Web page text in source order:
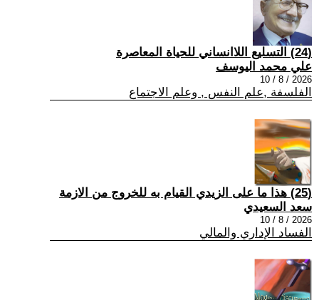
(24) التسليع اللاانساني للحياة المعاصرة
علي محمد اليوسف
2026 / 8 / 10
الفلسفة ,علم النفس , وعلم الاجتماع
(25) هذا ما على الزيدي القيام به للخروج من الازمة
سعد السعيدي
2026 / 8 / 10
الفساد الإداري والمالي